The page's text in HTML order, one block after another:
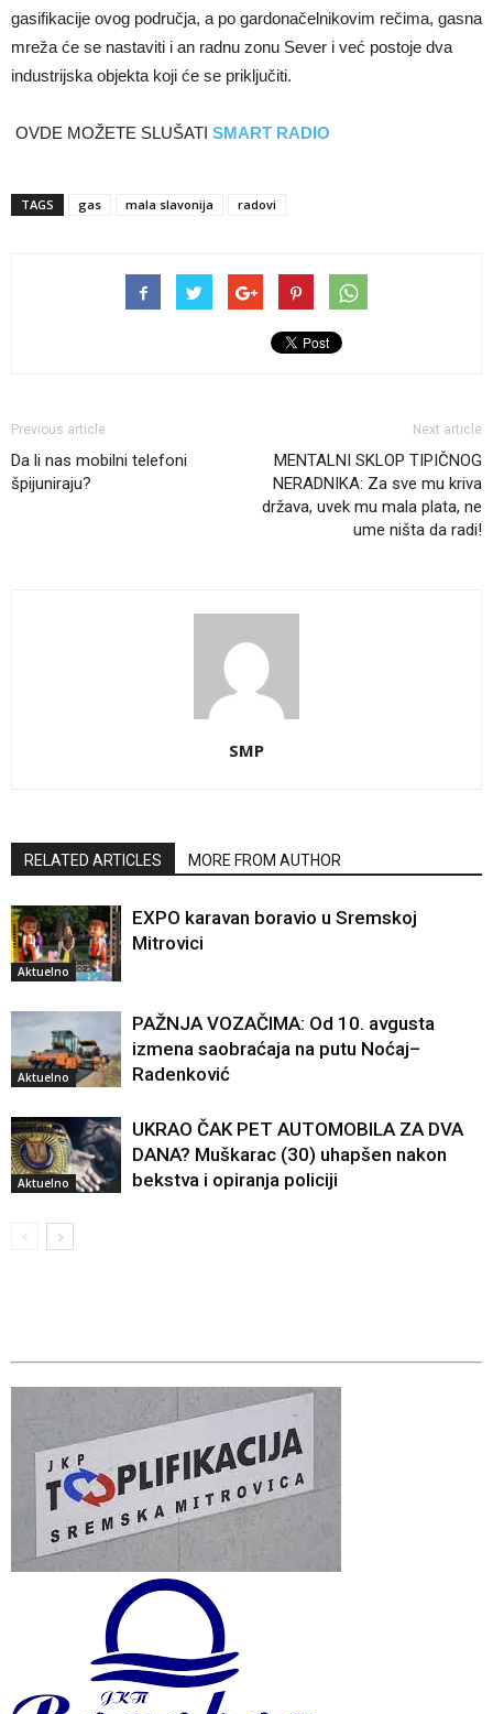
gasifikacije ovog područja, a po gardonačelnikovim rečima, gasna
mreža će se nastaviti i an radnu zonu Sever i već postoje dva
industrijska objekta koji će se priključiti.
OVDE MOŽETE SLUŠATI SMART RADIO
TAGS gas mala slavonija radovi
Previous article
Da li nas mobilni telefoni
špijuniraju?
Next article
MENTALNI SKLOP TIPIČNOG
NERADNIKA: Za sve mu kriva
država, uvek mu mala plata, ne
ume ništa da radi!
SMP
RELATED ARTICLES MORE FROM AUTHOR
Aktuelno
EXPO karavan boravio u Sremskoj
Mitrovici
Aktuelno
PAŽNJA VOZAČIMA: Od 10. avgusta
izmena saobraćaja na putu Noćaj–
Radenković
Aktuelno
UKRAO ČAK PET AUTOMOBILA ZA DVA
DANA? Muškarac (30) uhapšen nakon
bekstva i opiranja policiji